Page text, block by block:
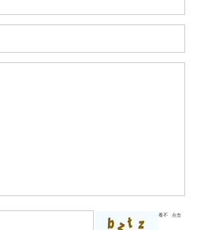
看不 点击